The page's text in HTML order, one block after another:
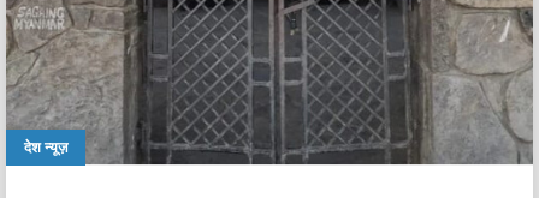
देश न्यूज़